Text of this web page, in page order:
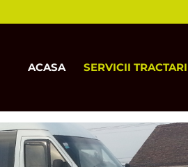
ACASA SERVICII TRACTARI